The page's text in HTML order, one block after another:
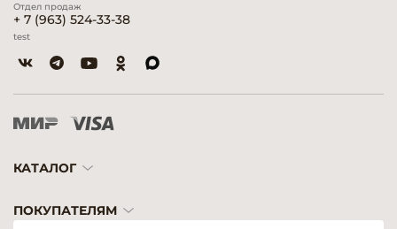
Отдел продаж
+ 7 (963) 524-33-38
test
КАТАЛОГ
ПОКУПАТЕЛЯМ